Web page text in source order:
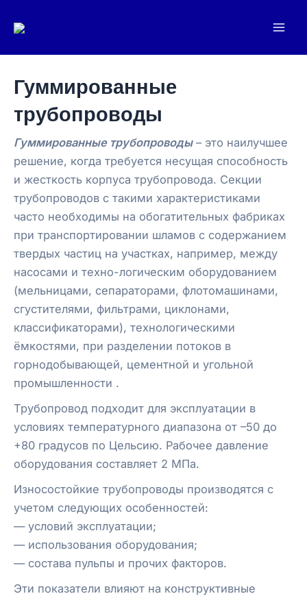
Гуммированные
трубопроводы
Гуммированные трубопроводы– это наилучшее
решение, когда требуется несущая способность
и жесткость корпуса трубопровода. Секции
трубопроводов с такими характеристиками
часто необходимы на обогатительных фабриках
при транспортировании шламов с содержанием
твердых частиц на участках, например, между
насосами и техно-логическим оборудованием
(мельницами, сепараторами, флотомашинами,
сгустителями, фильтрами, циклонами,
классификаторами), технологическими
ёмкостями, при разделении потоков в
горнодобывающей, цементной и угольной
промышленности .
Трубопровод подходит для эксплуатации в
условиях температурного диапазона от –50 до
+80 градусов по Цельсию. Рабочее давление
оборудования составляет 2 МПа.
Износостойкие трубопроводы производятся с
учетом следующих особенностей:
— условий эксплуатации;
— использования оборудования;
— состава пульпы и прочих факторов.
Эти показатели влияют на конструктивные